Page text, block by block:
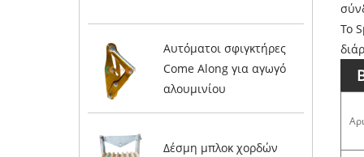
Αυτόματοι σφιγκτήρες
Come Along για αγωγό
αλουμινίου
Δέσμη μπλοκ χορδών
Το